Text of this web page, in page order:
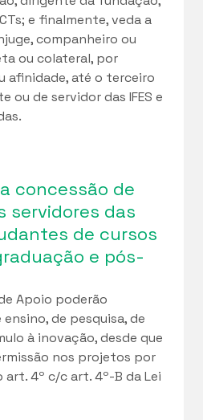
e finalmente, veda a
companheiro ou
ou colateral, por
afinidade, até o terceiro
ou de servidor das IFES e
concessão de
servidores das
de cursos
e pós-
Apoio poderão
de pesquisa, de
à inovação, desde que
nos projetos por
art. 4º c/c art. 4º-B da Lei